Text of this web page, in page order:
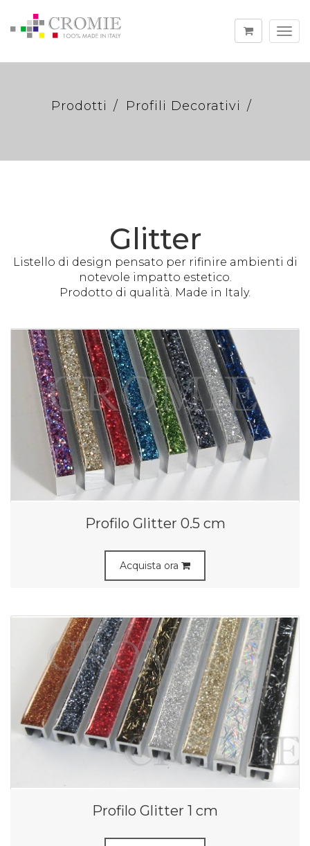
Prodotti Profili Decorativi
Glitter
Listello di design pensato per rifinire ambienti di
notevole impatto estetico.
Prodotto di qualità. Made in Italy.
Profilo Glitter 0.5 cm
Acquista ora
Profilo Glitter 1 cm